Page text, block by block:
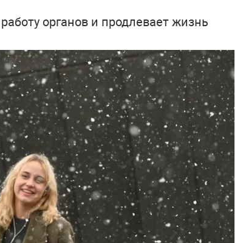
органов и продлевает жизнь